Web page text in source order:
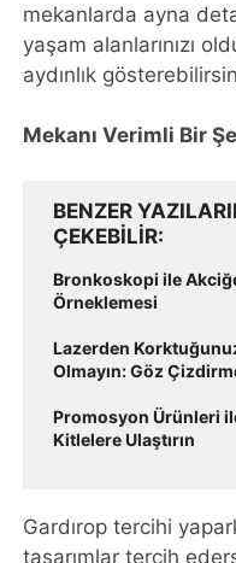
mekanlarda ayna
yaşam alanlarınızı
aydınlık
Mekanı Verimli Bir
BENZER
ÇEKEBILIR
Bronkoskopi ile
Örneklemesi
Lazerden
Olmayın: Göz
Promosyon Ürünleri
Kitlelere Ulaştırın
Gardırop tercihi
tasarımlar tercih